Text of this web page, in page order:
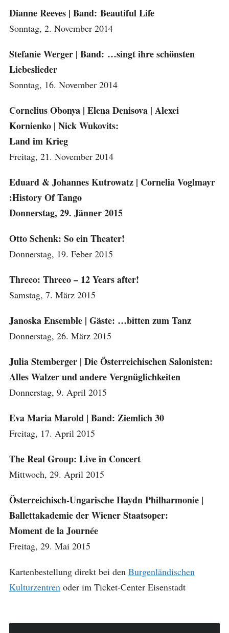
Dianne Reeves | Band: Beautiful Life
Sonntag, 2. November 2014
Stefanie Werger | Band: …singt ihre schönsten
Liebeslieder
Sonntag, 16. November 2014
Cornelius Obonya | Elena Denisova | Alexei
Kornienko | Nick Wukovits:
Land im Krieg
Freitag, 21. November 2014
Eduard & Johannes Kutrowatz | Cornelia Voglmayr
:History Of Tango
Donnerstag, 29. Jänner 2015
Otto Schenk: So ein Theater!
Donnerstag, 19. Feber 2015
Threeo: Threeo – 12 Years after!
Samstag, 7. März 2015
Janoska Ensemble | Gäste: …bitten zum Tanz
Donnerstag, 26. März 2015
Julia Stemberger | Die Österreichischen Salonisten:
Alles Walzer und andere Vergnüglichkeiten
Donnerstag, 9. April 2015
Eva Maria Marold | Band: Ziemlich 30
Freitag, 17. April 2015
The Real Group: Live in Concert
Mittwoch, 29. April 2015
Österreichisch-Ungarische Haydn Philharmonie |
Ballettakademie der Wiener Staatsoper:
Moment de la Journée
Freitag, 29. Mai 2015
Kartenbestellung direkt bei den Burgenländischen
Kulturzentren oder im Ticket-Center Eisenstadt